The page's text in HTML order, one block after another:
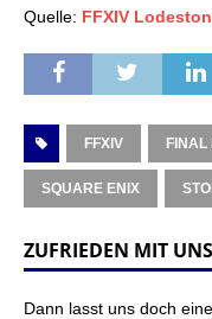
Quelle: FFXIV
FFXIV FINAL
SQUARE ENIX
ZUFRIEDEN MIT
Dann lasst uns doch